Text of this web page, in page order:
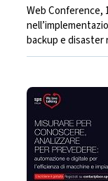
Web Conference,
backup e disaster